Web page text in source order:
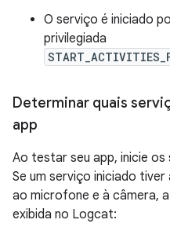
O serviço é iniciado
privilegiada
Determinar quais
app
Ao testar seu app, inicie
Se um serviço iniciado
ao microfone e à câmera,
exibida no Logcat: